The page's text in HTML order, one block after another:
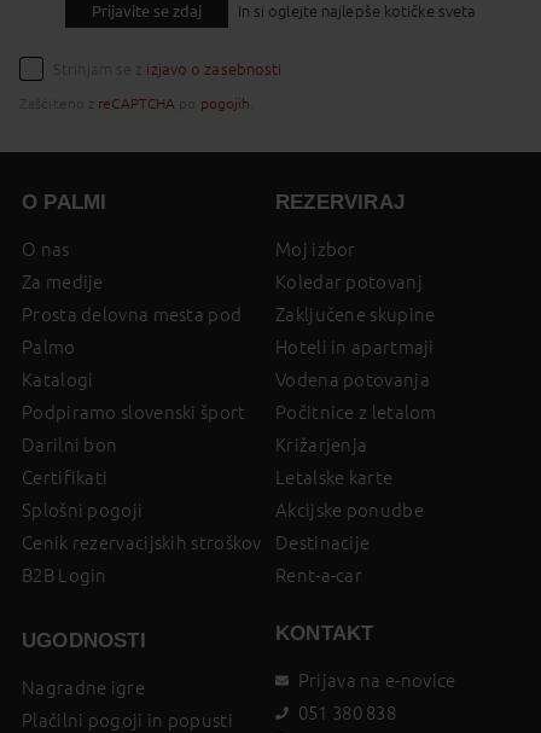
Prijavite se zdaj In si oglejte najlepše kotičke sveta
Strinjam se z izjavo o zasebnosti
Zaščiteno z reCAPTCHA pogojih
O PALMI
O nas
Za medije
Prosta delovna mesta pod
Palmo
Katalogi
Podpiramo slovenski šport
Darilni bon
Certifikati
Splošni pogoji
Cenik rezervacijskih stroškov
B2B Login
UGODNOSTI
Nagradne igre
Plačilni pogoji in popusti
REZERVIRAJ
Moj izbor
Koledar potovanj
Zaključene skupine
Hoteli in apartmaji
Vodena potovanja
Počitnice z letalom
Križarjenja
Letalske karte
Akcijske ponudbe
Destinacije
Rent-a-car
KONTAKT
Prijava na e-novice
051 380 838